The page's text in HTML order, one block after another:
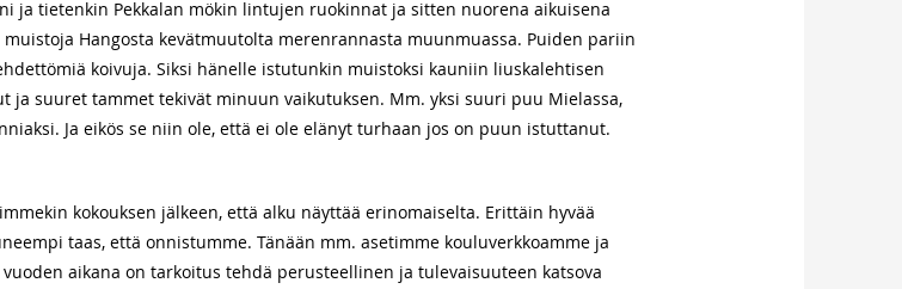
ja tietenkin Pekkalan mökin lintujen ruokinnat ja sitten nuorena aikuisena
Hangosta kevätmuutolta merenrannasta muunmuassa. Puiden pariin
koivuja. Siksi hänelle istutunkin muistoksi kauniin liuskalehtisen
suuret tammet tekivät minuun vaikutuksen. Mm. yksi suuri puu Mielassa,
Ja eikös se niin ole, että ei ole elänyt turhaan jos on puun istuttanut.
kokouksen jälkeen, että alku näyttää erinomaiselta. Erittäin hyvää
taas, että onnistumme. Tänään mm. asetimme kouluverkkoamme ja
aikana on tarkoitus tehdä perusteellinen ja tulevaisuuteen katsova